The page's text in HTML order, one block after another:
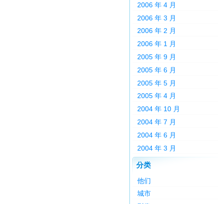
2006 年 4 月
2006 年 3 月
2006 年 2 月
2006 年 1 月
2005 年 9 月
2005 年 6 月
2005 年 5 月
2005 年 4 月
2004 年 10 月
2004 年 7 月
2004 年 6 月
2004 年 3 月
分类
他们
城市